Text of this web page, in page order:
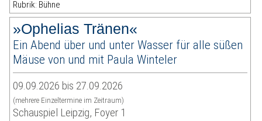
Rubrik: Bühne
»Ophelias Tränen«
Ein Abend über und unter Wasser für alle süßen
Mäuse von und mit Paula Winteler
09.09.2026 bis 27.09.2026
(mehrere Einzeltermine im Zeitraum)
Schauspiel Leipzig, Foyer 1